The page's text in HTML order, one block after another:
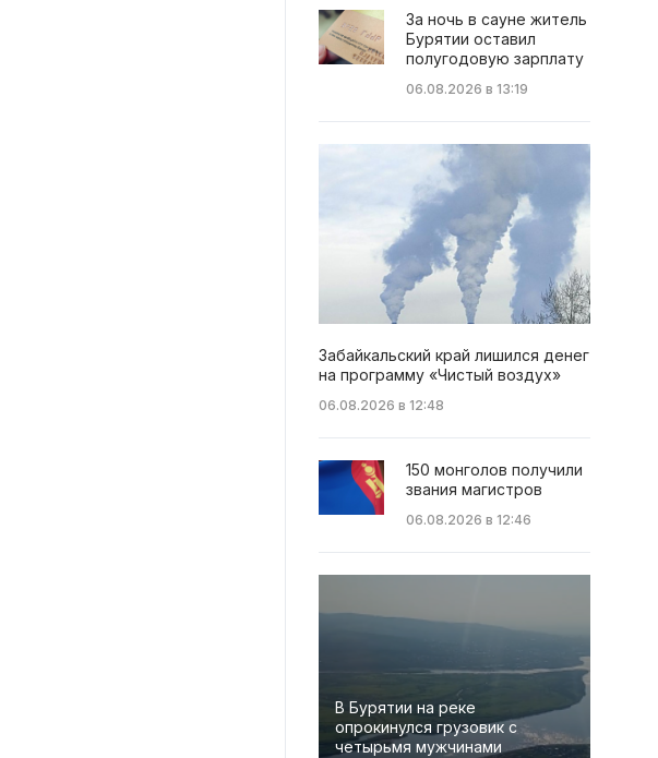
За ночь в сауне житель
Бурятии оставил
полугодовую зарплату
06.08.2026 в 13:19
Забайкальский край лишился денег
на программу «Чистый воздух»
06.08.2026 в 12:48
150 монголов получили
звания магистров
06.08.2026 в 12:46
В Бурятии на реке
опрокинулся грузовик с
четырьмя мужчинами